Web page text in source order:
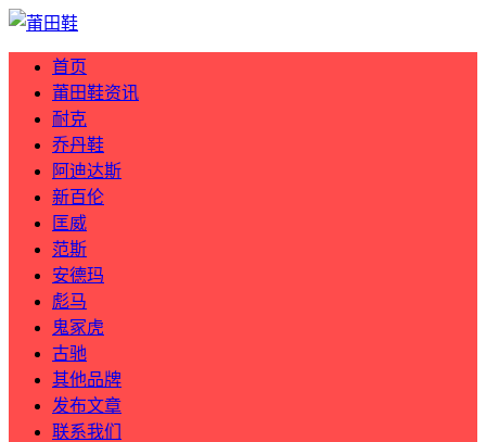
首页
莆田鞋资讯
耐克
乔丹鞋
阿迪达斯
新百伦
匡威
范斯
安德玛
彪马
鬼冢虎
古驰
其他品牌
发布文章
联系我们